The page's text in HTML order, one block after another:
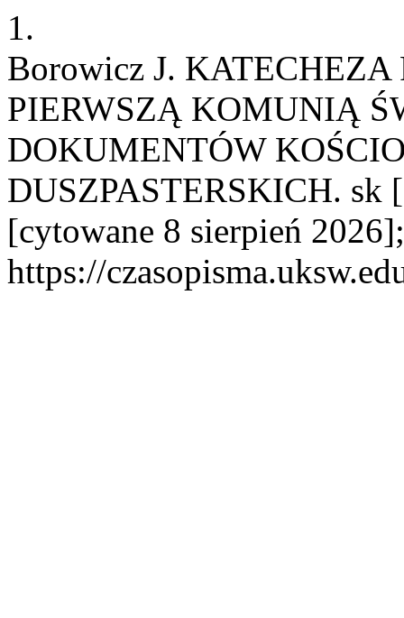
1.
Borowicz J.
PIERWSZĄ KOMUNIĄ
DOKUMENTÓW
DUSZPASTERSKICH. sk
[cytowane 8 sierpień
https://